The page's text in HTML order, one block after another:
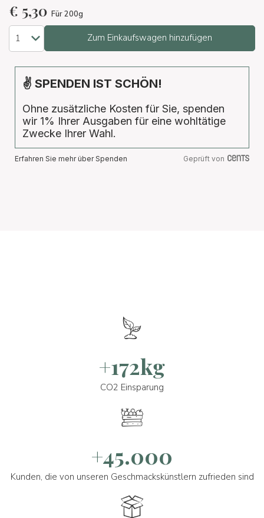
€ 5,30 Für 200g
Zum Einkaufswagen hinzufügen
✌ SPENDEN IST SCHÖN!
Ohne zusätzliche Kosten für Sie, spenden
wir 1% Ihrer Ausgaben für eine wohltätige
Zwecke Ihrer Wahl.
Erfahren Sie mehr über Spenden Geprüft von
+172kg
CO2 Einsparung
+45.000
Kunden, die von unseren Geschmackskünstlern zufrieden sind